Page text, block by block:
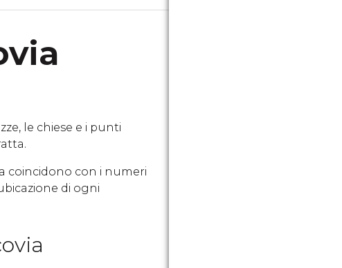
le chiese e i punti
coincidono con i numeri
di ogni